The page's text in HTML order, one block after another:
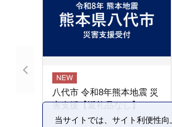
八代市 令和8年熊本地震 災
害支援【返礼品なし】
当サイトでは、サイト利便性